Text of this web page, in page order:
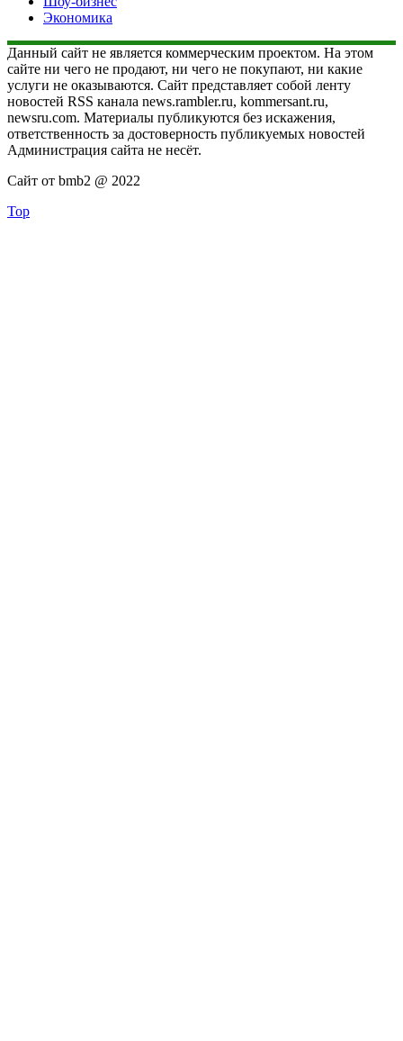
Экономика
Данный сайт не является коммерческим проектом. На этом
сайте ни чего не продают, ни чего не покупают, ни какие
услуги не оказываются. Сайт представляет собой ленту
новостей RSS канала news.rambler.ru, kommersant.ru,
newsru.com. Материалы публикуются без искажения,
ответственность за достоверность публикуемых новостей
Администрация сайта не несёт.
Сайт от bmb2 @ 2022
Top